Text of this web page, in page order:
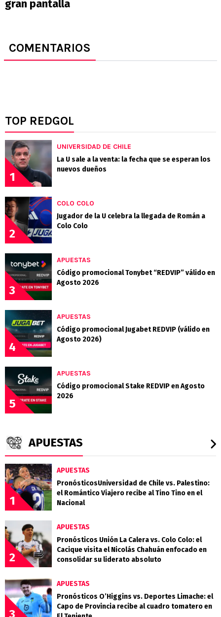
gran pantalla
COMENTARIOS
TOP REDGOL
1
UNIVERSIDAD DE CHILE
La U sale a la venta: la fecha que se esperan los
nuevos dueños
2
COLO COLO
Jugador de la U celebra la llegada de Román a
Colo Colo
3
APUESTAS
Código promocional Tonybet “REDVIP” válido en
Agosto 2026
4
APUESTAS
Código promocional Jugabet REDVIP (válido en
Agosto 2026)
5
APUESTAS
Código promocional Stake REDVIP en Agosto
2026
APUESTAS
1
APUESTAS
PronósticosUniversidad de Chile vs. Palestino:
el Romántico Viajero recibe al Tino Tino en el
Nacional
2
APUESTAS
Pronósticos Unión La Calera vs. Colo Colo: el
Cacique visita el Nicolás Chahuán enfocado en
consolidar su liderato absoluto
3
APUESTAS
Pronósticos O’Higgins vs. Deportes Limache: el
Capo de Provincia recibe al cuadro tomatero en